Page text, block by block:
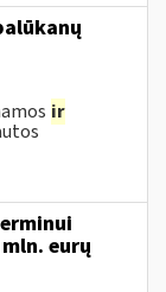
ir
eurų